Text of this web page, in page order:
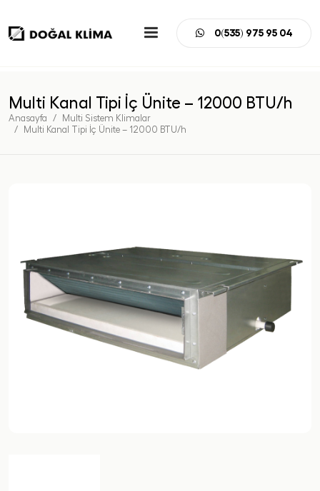
0(535) 975 95 04
Multi Kanal Tipi İç Ünite – 12000 BTU/h
Anasayfa
Multi Sistem Klimalar
Multi Kanal Tipi İç Ünite – 12000 BTU/h